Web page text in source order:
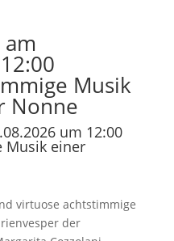
Musik
Nonne
um 12:00
Musik einer
virtuose achtstimmige
der